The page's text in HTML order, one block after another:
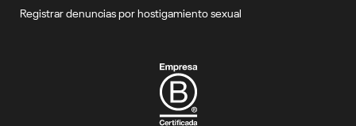
Registrar denuncias por hostigamiento sexual